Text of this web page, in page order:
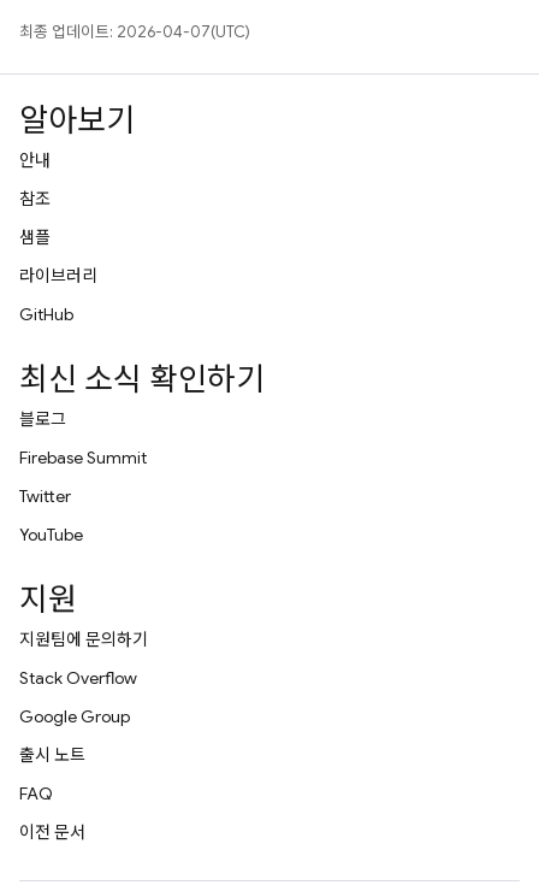
최종 업데이트: 2026-04-07(UTC)
알아보기
안내
참조
샘플
라이브러리
GitHub
최신 소식 확인하기
블로그
Firebase Summit
Twitter
YouTube
지원
지원팀에 문의하기
Stack Overflow
Google Group
출시 노트
FAQ
이전 문서